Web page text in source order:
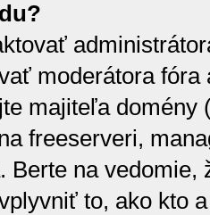
moderátora
majiteľa
freeserveri,
Berte na vedomie,
to, ako kto